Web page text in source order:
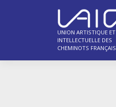
UNION ARTISTIQUE ET
INTELLECTUELLE DES
CHEMINOTS FRANÇAIS